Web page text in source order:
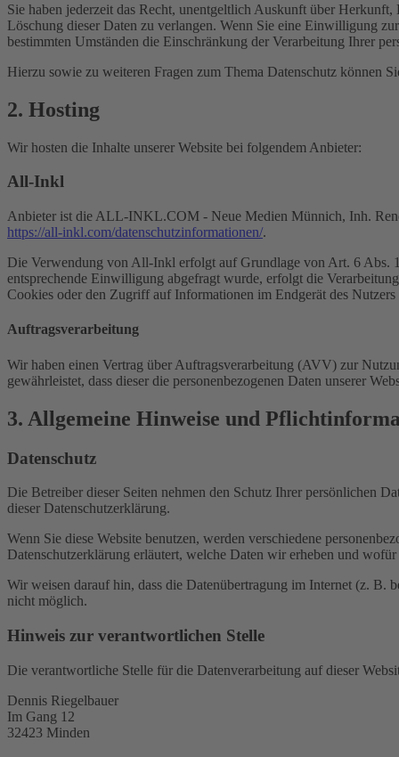
Sie haben jederzeit das Recht, unentgeltlich Auskunft über
Löschung dieser Daten zu verlangen. Wenn Sie eine Einwilligung
bestimmten Umständen die Einschränkung der Verarbeitung Ihrer
Hierzu sowie zu weiteren Fragen zum Thema Datenschutz können
2. Hosting
Wir hosten die Inhalte unserer Website bei folgendem Anbieter:
All-Inkl
Anbieter ist die ALL-INKL.COM - Neue Medien Münnich, Inh.
https://all-inkl.com/datenschutzinformationen/.
Die Verwendung von All-Inkl erfolgt auf Grundlage von Art. 6 Abs.
entsprechende Einwilligung abgefragt wurde, erfolgt die
Cookies oder den Zugriff auf Informationen im Endgerät des
Auftragsverarbeitung
Wir haben einen Vertrag über Auftragsverarbeitung (AVV) zur
gewährleistet, dass dieser die personenbezogenen Daten unserer
3. Allgemeine Hinweise und
Datenschutz
Die Betreiber dieser Seiten nehmen den Schutz Ihrer persönlichen
dieser Datenschutzerklärung.
Wenn Sie diese Website benutzen, werden verschiedene
Datenschutzerklärung erläutert, welche Daten wir erheben und
Wir weisen darauf hin, dass die Datenübertragung im Internet (z.
nicht möglich.
Hinweis zur verantwortlichen Stelle
Die verantwortliche Stelle für die Datenverarbeitung auf dieser
Dennis Riegelbauer
Im Gang 12
32423 Minden